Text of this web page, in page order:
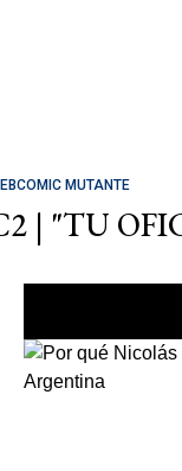
MUTANTE
| "TU